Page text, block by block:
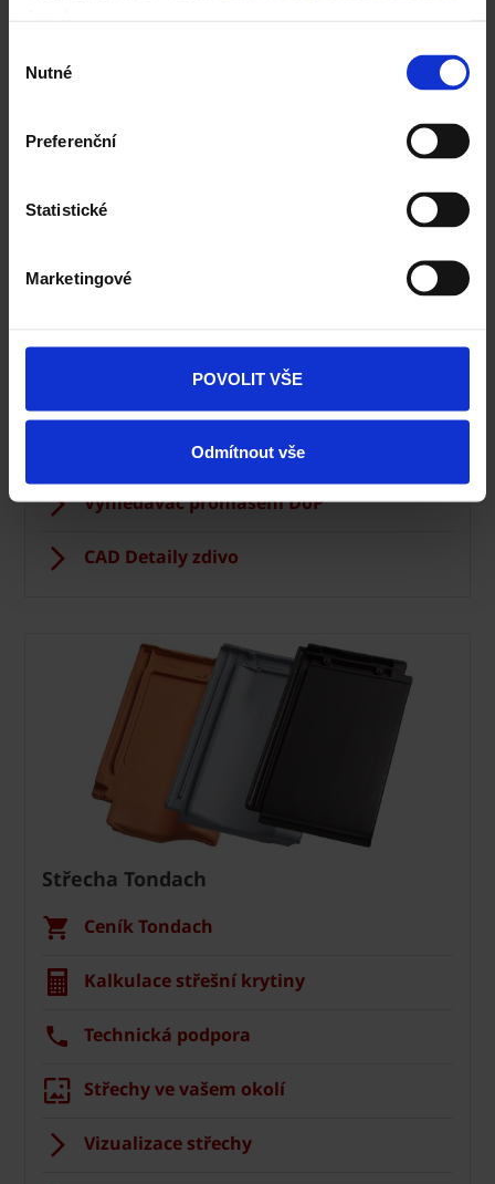
souhlasu
Nutné
Preferenční
Statistické
Marketingové
POVOLIT VŠE
Odmítnout vše
Kalkulace zdiva
Okamžitý odhad ceny stropu
Vyhledavač prohlášení DoP
CAD Detaily zdivo
Střecha Tondach
Ceník Tondach
Kalkulace střešní krytiny
Technická podpora
Střechy ve vašem okolí
Vizualizace střechy